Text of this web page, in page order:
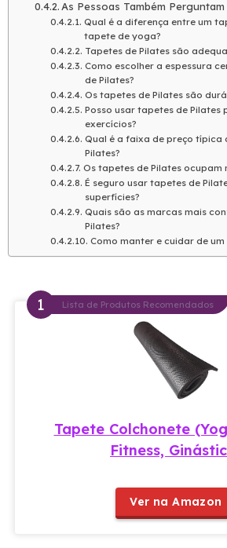
As Pessoas Também Perguntam
Qual é a diferença entre um
tapete de yoga?
Tapetes de Pilates são
Como escolher a espessura
de Pilates?
Os tapetes de Pilates são
Posso usar tapetes de
exercícios?
Qual é a faixa de preço típica
Pilates?
Os tapetes de Pilates ocupam
É seguro usar tapetes de
superfícies?
Quais são as marcas mais
Pilates?
Como manter e cuidar de
Lista de Produtos Recomendados
Tapete Colchonete
Fitness,
Ver na Amazon